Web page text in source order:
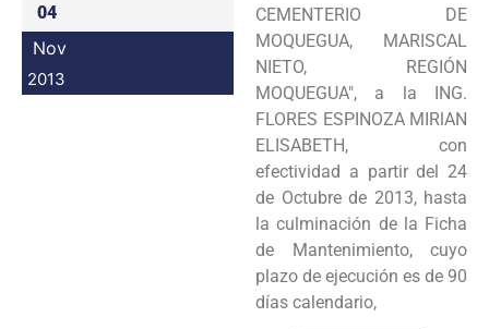
04
Nov
2013
CEMENTERIO DE
MOQUEGUA, MARISCAL
NIETO, REGIÓN
MOQUEGUA", a la ING.
FLORES ESPINOZA MIRlAN
ELISABETH, con
efectividad a partir del 24
de Octubre de 2013, hasta
la culminación de la Ficha
de Mantenimiento, cuyo
plazo de ejecución es de 90
días calendario,